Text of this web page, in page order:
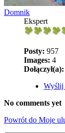
Domnik
Ekspert
Posty: 957
Images: 4
Dołączył(a):
Wyślij
No comments yet
Powrót do Moje